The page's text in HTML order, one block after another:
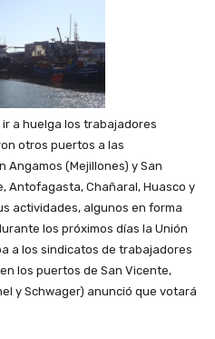
a huelga los trabajadores
otros puertos a las
Angamos (Mejillones) y San
Antofagasta, Chañaral, Huasco y
actividades, algunos en forma
los próximos días la Unión
a los sindicatos de trabajadores
los puertos de San Vicente,
y Schwager) anunció que votará